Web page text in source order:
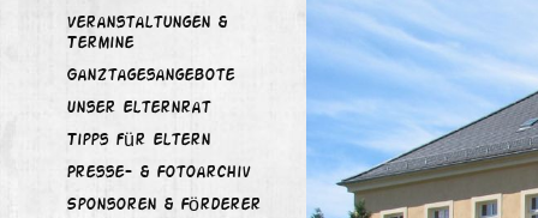
Veranstaltungen &
Termine
Ganztagesangebote
Unser Elternrat
Tipps für Eltern
Presse- & Fotoarchiv
Sponsoren & Förderer